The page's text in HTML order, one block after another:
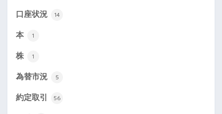
口座状況 14
本 1
株 1
為替市況 5
約定取引 56